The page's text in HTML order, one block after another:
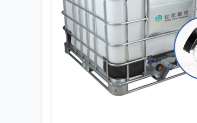
свойствах при переработке. На
именно в ?хвостах?
приоритете.
Здесь критически важна
Часто на заводах с устаревшим
что бьет по экономике.
такой подход позволяет компании